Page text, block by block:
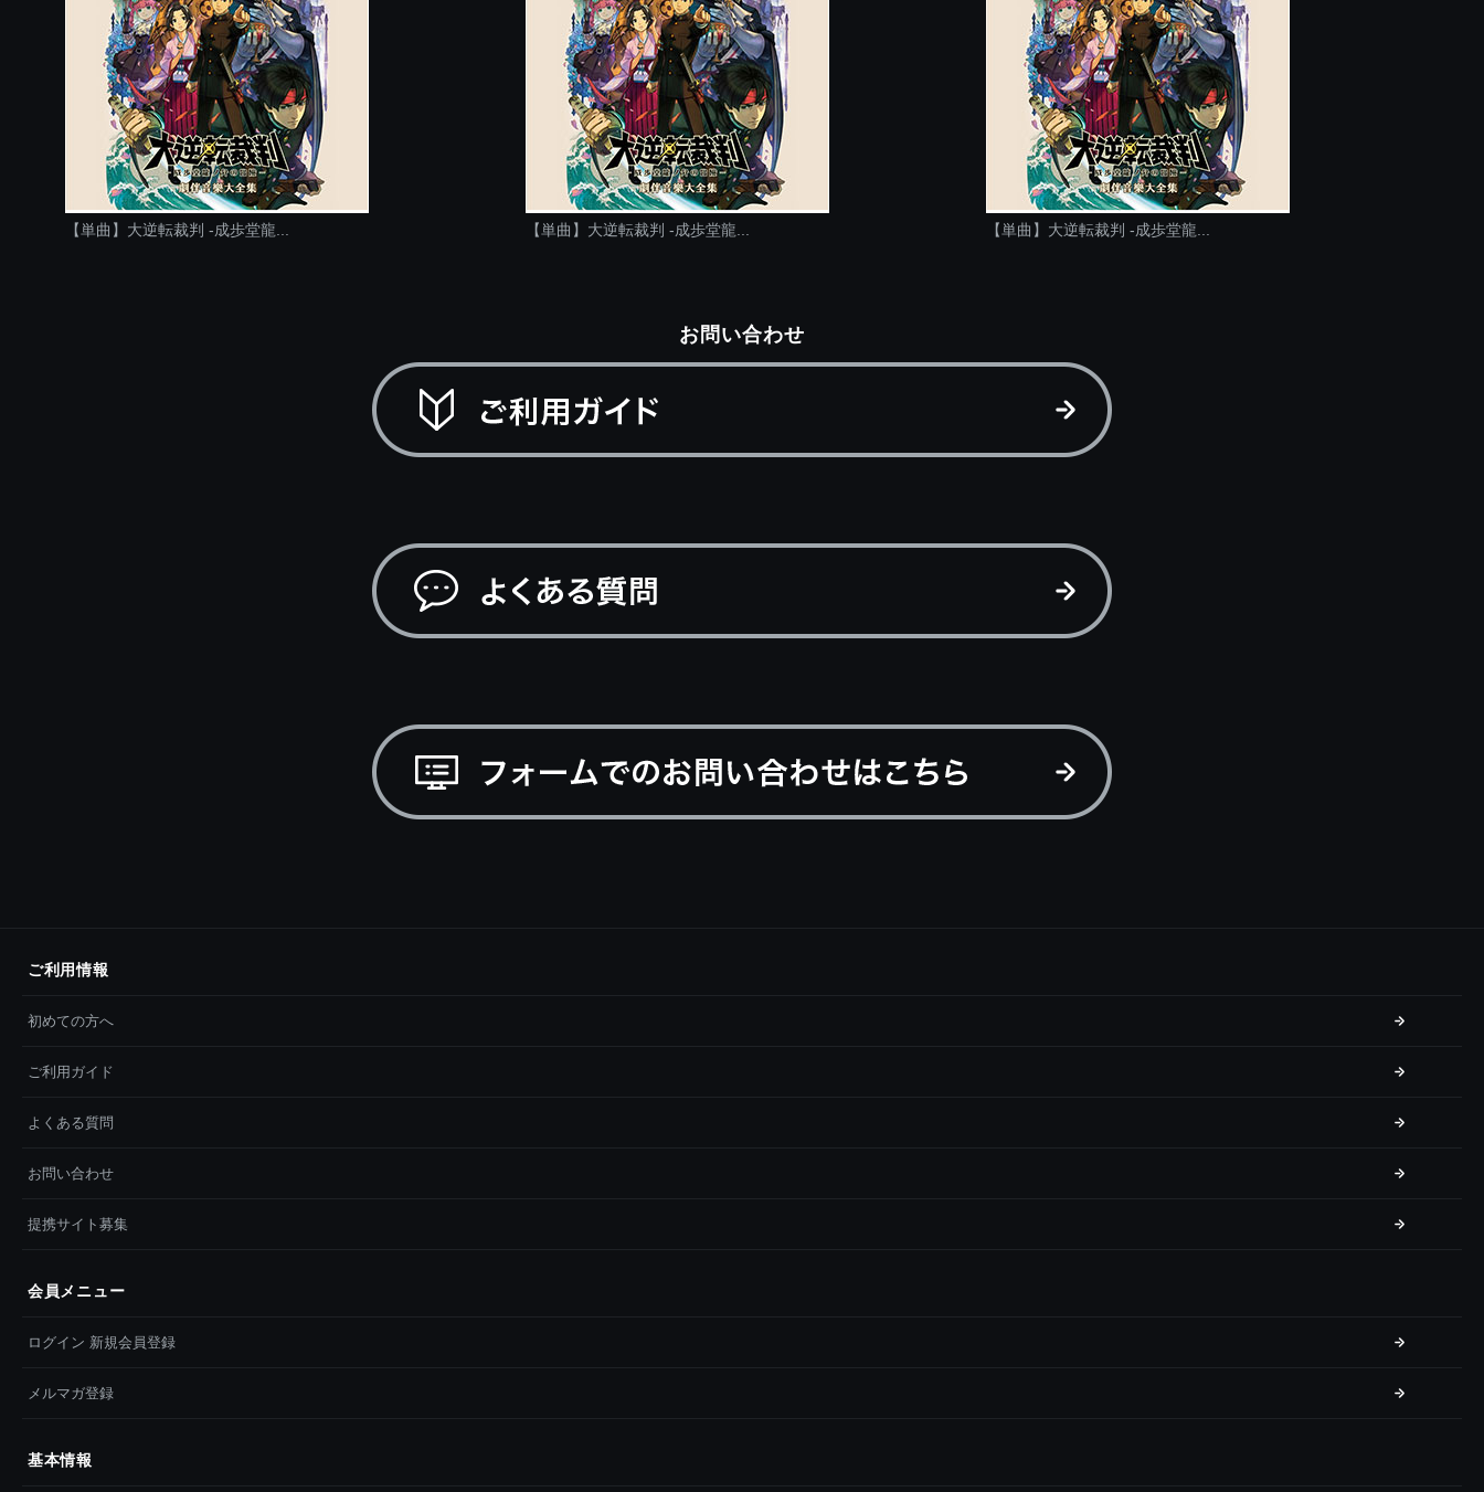
【単曲】大逆転裁判 -成歩堂龍... 【単曲】大逆転裁判 -成歩堂龍... 【単曲】大逆転裁判 -成歩堂龍...
お問い合わせ
ご利用情報
初めての方へ
ご利用ガイド
よくある質問
お問い合わせ
提携サイト募集
会員メニュー
ログイン 新規会員登録
メルマガ登録
基本情報